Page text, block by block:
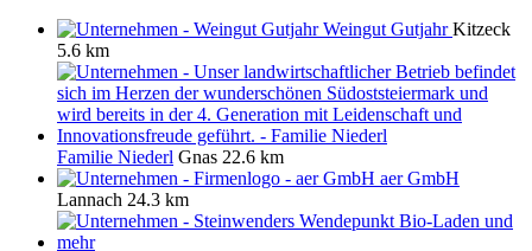
Weingut GutjahrKitzeck
5.6 km
Familie Niederl Gnas 22.6 km
aer GmbH
Lannach 24.3 km